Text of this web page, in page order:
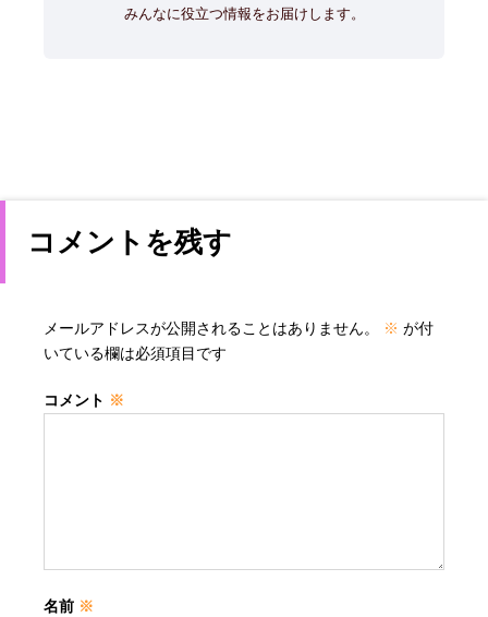
みんなに役立つ情報をお届けします。
コメントを残す
メールアドレスが公開されることはありません。 ※ が付
いている欄は必須項目です
コメント ※
名前 ※